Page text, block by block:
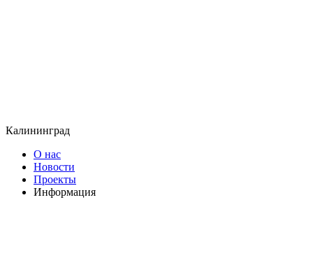
Калининград
О нас
Новости
Проекты
Информация